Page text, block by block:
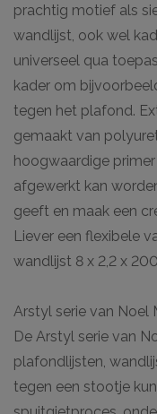
prachtig motief als
wandlijst, ook wel
universeel qua
kader om
tegen het plafond.
gemaakt van
hoogwaardige
afgewerkt kan
geeft en maak een
Liever een flexibele
wandlijst 8 x 2,2 x
Arstyl serie van Noel
De Arstyl serie van
plafondlijsten,
tegen een stootje